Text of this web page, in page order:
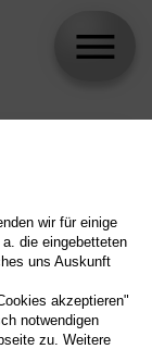
wir für einige
die eingebetteten
uns Auskunft
akzeptieren"
notwendigen
zu. Weitere